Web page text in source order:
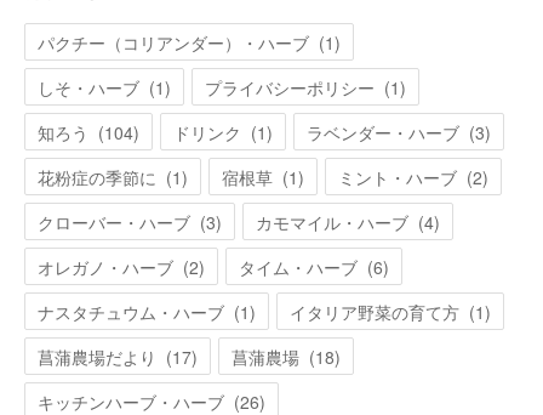
パクチー（コリアンダー）・ハーブ (1)
しそ・ハーブ (1) プライバシーポリシー (1)
知ろう (104) ドリンク (1) ラベンダー・ハーブ (3)
花粉症の季節に (1) 宿根草 (1) ミント・ハーブ (2)
クローバー・ハーブ (3) カモマイル・ハーブ (4)
オレガノ・ハーブ (2) タイム・ハーブ (6)
ナスタチュウム・ハーブ (1) イタリア野菜の育て方 (1)
菖蒲農場だより (17) 菖蒲農場 (18)
キッチンハーブ・ハーブ (26)